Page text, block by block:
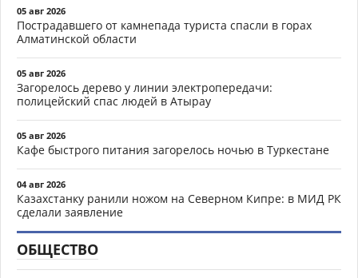
05 авг 2026
Пострадавшего от камнепада туриста спасли в горах
Алматинской области
05 авг 2026
Загорелось дерево у линии электропередачи:
полицейский спас людей в Атырау
05 авг 2026
Кафе быстрого питания загорелось ночью в Туркестане
04 авг 2026
Казахстанку ранили ножом на Северном Кипре: в МИД РК
сделали заявление
ОБЩЕСТВО